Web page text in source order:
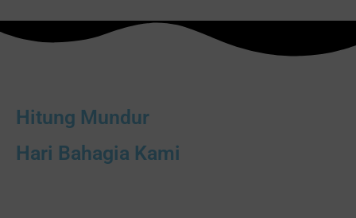
Hitung Mundur
Hari Bahagia Kami